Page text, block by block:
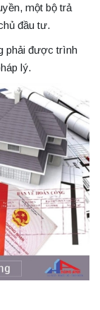
một bộ trả
đầu tư.
phải được trình
lý.